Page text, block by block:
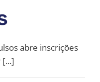
abre inscrições